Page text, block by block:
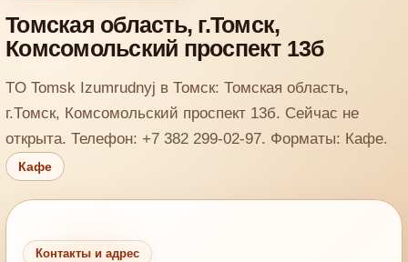
Томская область, г.Томск,
Комсомольский проспект 13б
TO Tomsk Izumrudnyj в Томск: Томская область,
г.Томск, Комсомольский проспект 13б. Сейчас не
открыта. Телефон: +7 382 299-02-97. Форматы: Кафе.
Кафе
Контакты и адрес